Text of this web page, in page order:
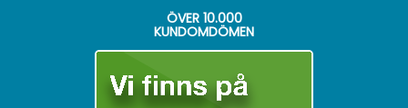
ÖVER 10.000
KUNDOMDÖMEN